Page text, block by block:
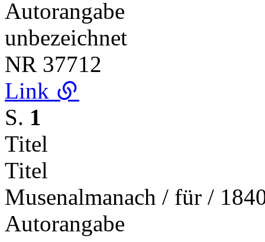
Autorangabe
unbezeichnet
NR 37712
Link
S. 1
Titel
Titel
Musenalmanach / für /
Autorangabe